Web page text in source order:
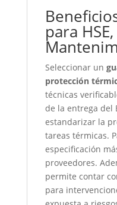
para
Seleccionar un
protección
técnicas
de la entrega del
estandarizar la
tareas térmicas.
especificación
proveedores.
permite contar
para